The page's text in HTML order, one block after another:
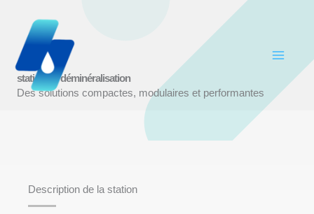
contenu
station de déminéralisation
Des solutions compactes, modulaires et performantes
Description de la station